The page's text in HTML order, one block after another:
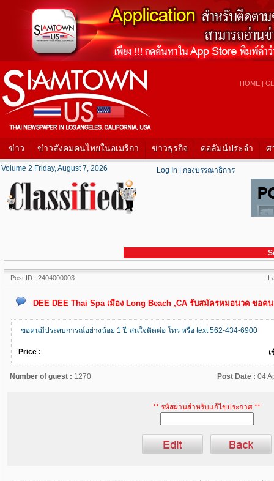
HOME |
ข่าว ข่าวสังคมคนไทยในอเมริกา ข่าวธุรกิจ คอลัมน์ประจำ ศ
Volume 2 Friday, August 7, 2026 Log In กองบรรณาธิการ
Post ID : 2404000003
DEE DEE Thai Spa เมือง Long Beach ,CA รับสมัครหมอนวด ขอค
ขอคนมีประสบการณ์อย่างน้อย 1 ปี สนใจติดต่อ โทร หรือ text 562-434-6900
Price :
Number of guest : 1270 Post Date : 04
** รหัสผ่านสำหรับแก้ไขประกาศ **